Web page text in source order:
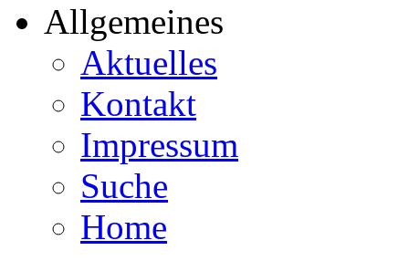
Allgemeines
Aktuelles
Kontakt
Impressum
Suche
Home